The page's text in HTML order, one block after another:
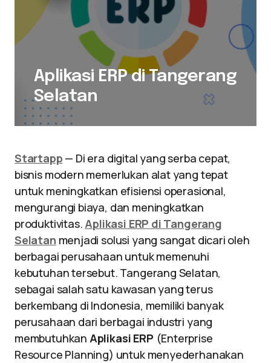
Aplikasi ERP di Tangerang
Selatan
Startapp — Di era digital yang serba cepat,
bisnis modern memerlukan alat yang tepat
untuk meningkatkan efisiensi operasional,
mengurangi biaya, dan meningkatkan
produktivitas. Aplikasi ERP di Tangerang
Selatan menjadi solusi yang sangat dicari oleh
berbagai perusahaan untuk memenuhi
kebutuhan tersebut. Tangerang Selatan,
sebagai salah satu kawasan yang terus
berkembang di Indonesia, memiliki banyak
perusahaan dari berbagai industri yang
membutuhkan Aplikasi ERP (Enterprise
Resource Planning) untuk menyederhanakan